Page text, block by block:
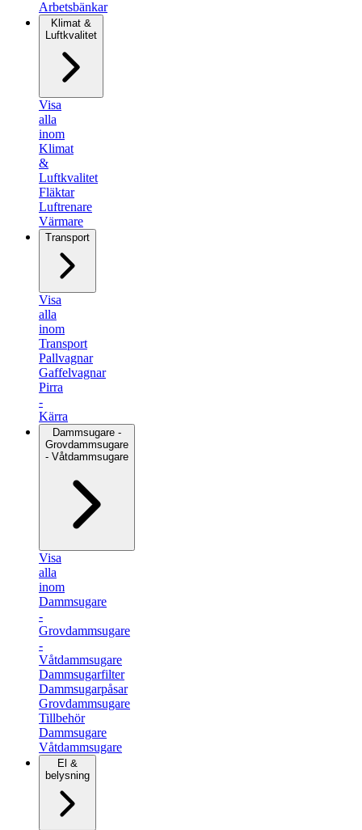
Arbetsbänkar
Klimat &
Luftkvalitet
Visa
alla
inom
Klimat
&
Luftkvalitet
Fläktar
Luftrenare
Värmare
Transport
Visa
alla
inom
Transport
Pallvagnar
Gaffelvagnar
Pirra
-
Kärra
Dammsugare -
Grovdammsugare
- Våtdammsugare
Visa
alla
inom
Dammsugare
-
Grovdammsugare
-
Våtdammsugare
Dammsugarfilter
Dammsugarpåsar
Grovdammsugare
Tillbehör
Dammsugare
Våtdammsugare
El &
belysning